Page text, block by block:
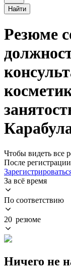
Найти
Резюме
Чтобы видеть все
После
За всё время
По соответствию
20 резюме
Ничего не